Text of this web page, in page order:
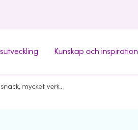
Kunskap och inspiration
Lite snack, mycket verkstad! Industrin i fokus